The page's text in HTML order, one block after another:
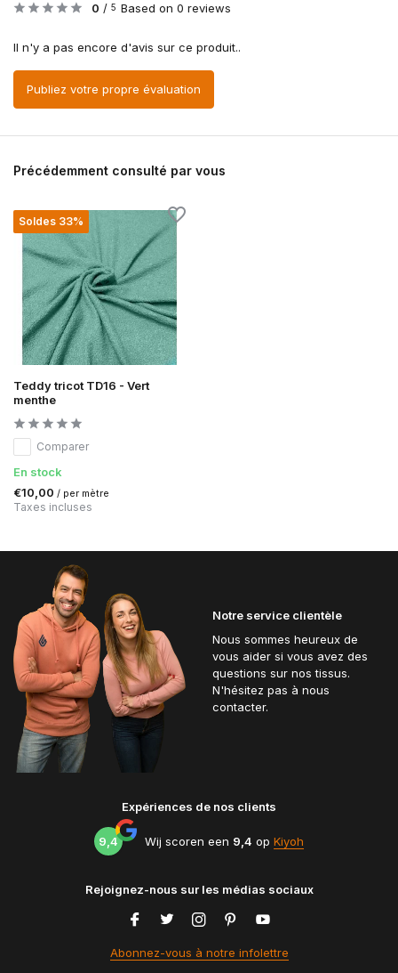
0 / 5 Based on 0 reviews
Il n'y a pas encore d'avis sur ce produit..
Publiez votre propre évaluation
Précédemment consulté par vous
Soldes 33%
Teddy tricot TD16 - Vert
menthe
Comparer
En stock
€10,00 / per mètre
Taxes incluses
Notre service clientèle
Nous sommes heureux de
vous aider si vous avez des
questions sur nos tissus.
N'hésitez pas à nous
contacter.
Expériences de nos clients
9,4 Wij scoren een 9,4 op Kiyoh
Rejoignez-nous sur les médias sociaux
Abonnez-vous à notre infolettre